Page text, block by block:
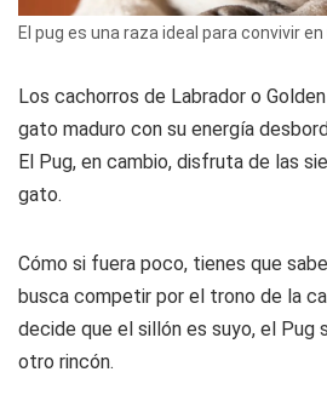
El pug es una raza ideal para convivir
Los cachorros de Labrador o
gato maduro con su energía
El Pug, en cambio, disfruta de las
gato.
Cómo si fuera poco, tienes que
busca competir por el trono de la
decide que el sillón es suyo, el Pug
otro rincón.